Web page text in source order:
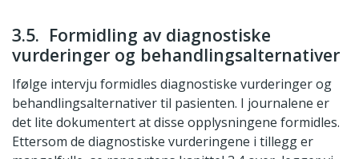
3.5. Formidling av diagnostiske
vurderinger og behandlingsalternativer
Ifølge intervju formidles diagnostiske vurderinger og
behandlingsalternativer til pasienten. I journalene er
det lite dokumentert at disse opplysningene formidles.
Ettersom de diagnostiske vurderingene i tillegg er